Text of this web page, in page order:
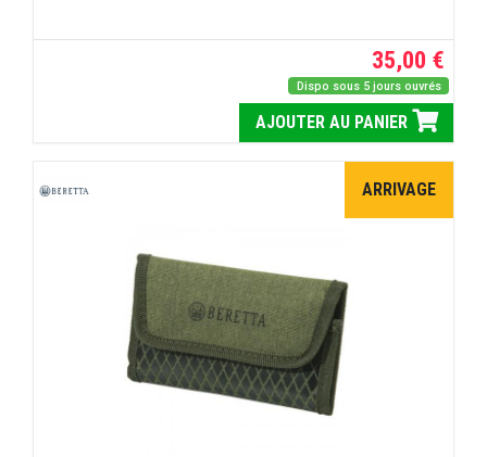
35,00 €
Dispo sous 5 jours ouvrés
AJOUTER AU PANIER
ARRIVAGE